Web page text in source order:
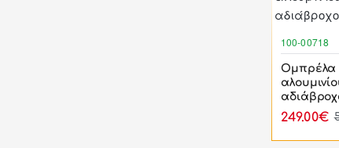
100-00718
Ομπρέλα
249.00€